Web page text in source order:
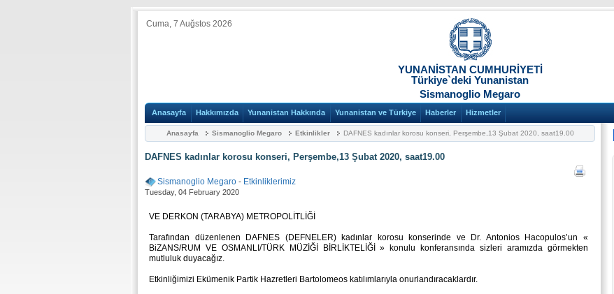
Cuma, 7 Auğstos 2026
YUNANİSTAN CUMHURİYETİ
Türkiye`deki Yunanistan
Sismanoglio Megaro
Anasayfa Hakkımızda Yunanistan Hakkında Yunanistan ve Türkiye Haberler Hizmetler
Anasayfa Sismanoglio Megaro Etkinlikler DΑFNES kadınlar korosu konseri, Perşembe,13 Şubat 2020, saat19.00
DΑFNES kadınlar korosu konseri, Perşembe,13 Şubat 2020, saat19.00
Sismanoglio Megaro - Etkinliklerimiz
Tuesday, 04 February 2020
VE DERKON (TARABYA) METROPOLİTLİĞİ
Tarafından düzenlenen DΑFNES (DEFNELER) kadınlar korosu konserinde ve Dr. Antonios Hacopulos’un «
BiZANS/RUM VE OSMANLI/TÜRK MÜZİĞİ BİRLİKTELİĞİ » konulu konferansında sizleri aramızda görmekten
mutluluk duyacağız.
Etkinliğimizi Ekümenik Partik Hazretleri Bartolomeos katılımlarıyla onurlandıracaklardır.